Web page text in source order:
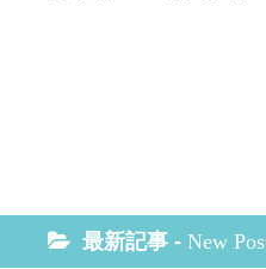
最新記事 - New